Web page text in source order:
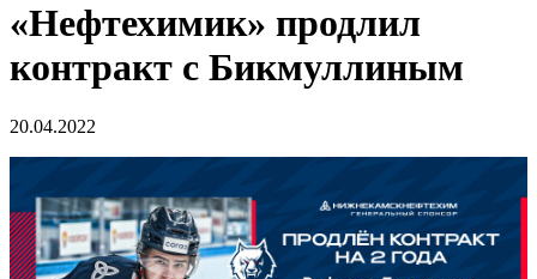
«Нефтехимик» продлил
контракт с Бикмуллиным
20.04.2022